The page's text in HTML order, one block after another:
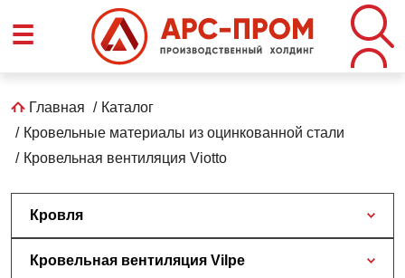
☰
Строка
навигации
Главная
Каталог
Кровельные материалы из оцинкованной стали
Кровельная вентиляция Viotto
Кровля
Кровельная вентиляция Vilpe